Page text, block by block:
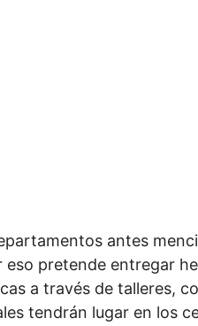
antes
pretende entregar
a través de talleres,
tendrán lugar en los